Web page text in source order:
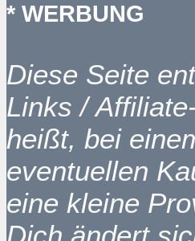
* WERBUNG
Diese Seite
Links /
heißt, bei
eventuellen
eine kleine